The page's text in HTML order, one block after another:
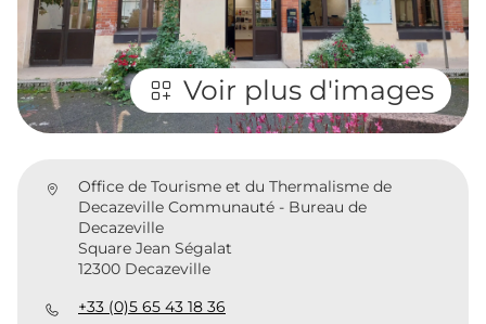
Voir plus d'images
Office de Tourisme et du Thermalisme de
Decazeville Communauté - Bureau de
Decazeville
Square Jean Ségalat
12300 Decazeville
+33 (0)5 65 43 18 36